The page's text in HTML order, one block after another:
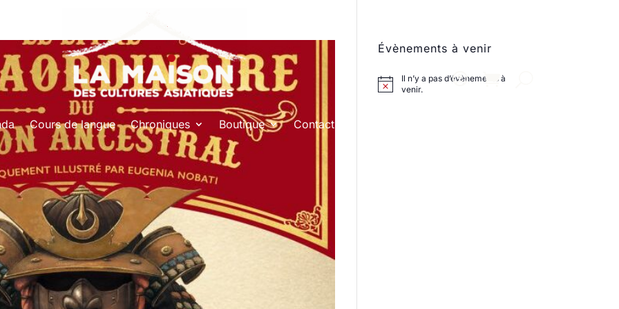
Cours de langue Chroniques Boutique Contact
Évènements à venir
Il n’y a pas d’évènements à
venir.